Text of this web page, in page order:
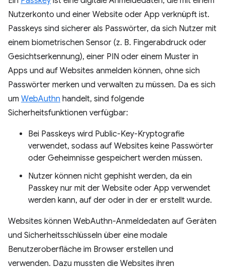
Nutzerkonto und einer Website oder App verknüpft ist.
Passkeys sind sicherer als Passwörter, da sich Nutzer mit
einem biometrischen Sensor (z. B. Fingerabdruck oder
Gesichtserkennung), einer PIN oder einem Muster in
Apps und auf Websites anmelden können, ohne sich
Passwörter merken und verwalten zu müssen. Da es sich
um WebAuthn handelt, sind folgende
Sicherheitsfunktionen verfügbar:
Bei Passkeys wird Public-Key-Kryptografie
verwendet, sodass auf Websites keine Passwörter
oder Geheimnisse gespeichert werden müssen.
Nutzer können nicht gephisht werden, da ein
Passkey nur mit der Website oder App verwendet
werden kann, auf der oder in der er erstellt wurde.
Websites können WebAuthn-Anmeldedaten auf Geräten
und Sicherheitsschlüsseln über eine modale
Benutzeroberfläche im Browser erstellen und
verwenden. Dazu mussten die Websites ihren